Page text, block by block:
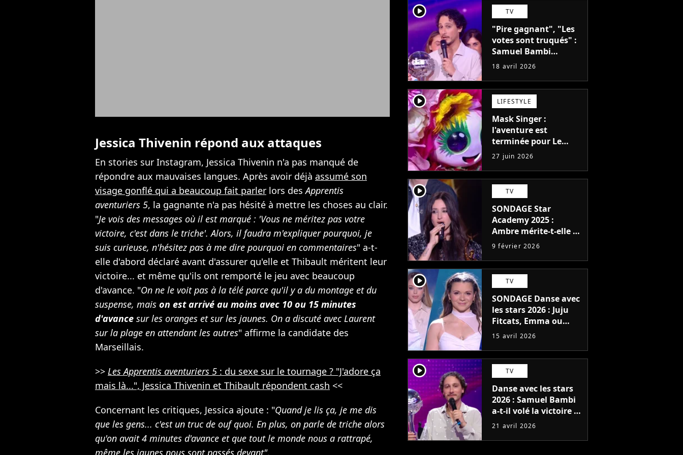
Jessica Thivenin répond aux attaques
En stories sur Instagram, Jessica Thivenin n'a pas manqué de
répondre aux mauvaises langues. Après avoir déjà assumé son
visage gonflé qui a beaucoup fait parler lors desApprentis
aventuriers 5, la gagnante n'a pas hésité à mettre les choses au clair.
"Je vois des messages où il est marqué : 'Vous ne méritez pas votre
victoire, c'est dans le triche'. Alors, il faudra m'expliquer pourquoi, je
suis curieuse, n'hésitez pas à me dire pourquoi en commentaires" a-t-
elle d'abord déclaré avant d'assurer qu'elle et Thibault méritent leur
victoire... et même qu'ils ont remporté le jeu avec beaucoup
d'avance. "On ne le voit pas à la télé parce qu'il y a du montage et du
suspense, mais on est arrivé au moins avec 10 ou 15 minutes
d'avance sur les oranges et sur les jaunes. On a discuté avec Laurent
sur la plage en attendant les autres" affirme la candidate des
Marseillais.
>> Les Apprentis aventuriers 5 : du sexe sur le tournage ? "J'adore ça
mais là...", Jessica Thivenin et Thibault répondent cash <<
Concernant les critiques, Jessica ajoute : "Quand je lis ça, je me dis
que les gens... c'est un truc de ouf quoi. En plus, on parle de triche alors
qu'on avait 4 minutes d'avance et que tout le monde nous a rattrapé,
player2 TV
"Pire gagnant", "Les
votes sont truqués" :
Samuel Bambi
gagnant de Danse
Juju Fitcats volée ?
18 avril 2026
player2 LIFESTYLE
Mask Singer :
l'aventure est
terminée pour Le
Bouquet, ancienne
gagnante de la Star
Academy
27 juin 2026
player2 TV
SONDAGE Star
Academy 2025 :
Ambre mérite-t-elle sa
victoire en finale face
9 février 2026
player2 TV
SONDAGE Danse avec
les stars 2026 : Juju
Fitcats, Emma ou
Samuel Bambi, qui
finale du vendredi 17
avril ?
15 avril 2026
player2 TV
Danse avec les stars
2026 : Samuel Bambi
a-t-il volé la victoire à
Juju Fitcats ? Sa
qui l'accusent d'être le
21 avril 2026